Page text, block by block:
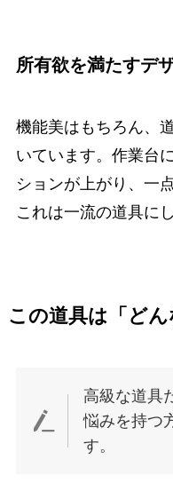
所有欲を満たすデ
機能美はもちろん、
いています。作業台
ションが上がり、一
これは一流の道具に
この道具は「ど
高級な道具
悩みを持つ
す。